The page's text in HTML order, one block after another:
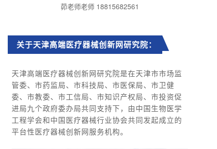
茆老师老师 18815682561
关于天津高端医疗器械创新网研究院：
天津高端医疗器械创新网研究院是在天津市市场监
管委、市药监局、市科技局、市医保局、市卫健
委、市教委、市工信局、市知识产权局、市投资促
进局九个政府委办局共同支持下，由中国生物医学
工程学会和中国医疗器械行业协会共同发起成立的
平台性医疗器械创新网服务机构。